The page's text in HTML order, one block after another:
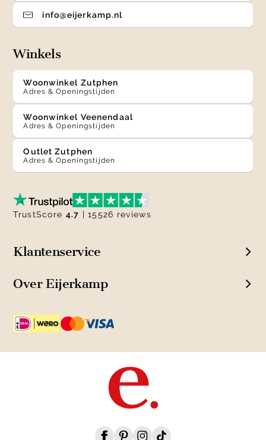
info@eijerkamp.nl
Winkels
Woonwinkel Zutphen
Adres & Openingstijden
Woonwinkel Veenendaal
Adres & Openingstijden
Outlet Zutphen
Adres & Openingstijden
Klantenservice
Over Eijerkamp
TrustScore 4.7 | 15526 reviews